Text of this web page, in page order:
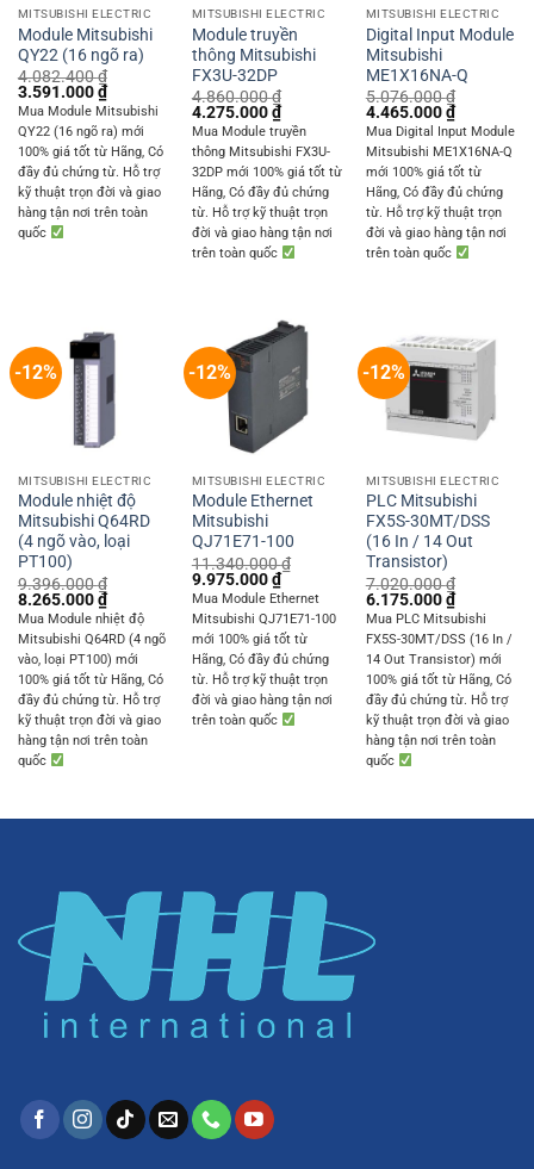
MITSUBISHI ELECTRIC
Module Mitsubishi
QY22 (16 ngõ ra)
4.082.400₫
Original
price
was:
4.082.400 ₫.
3.591.000₫Current
price
is:
3.591.000 ₫.
Mua Module Mitsubishi
QY22 (16 ngõ ra) mới
100% giá tốt từ Hãng, Có
đầy đủ chứng từ. Hỗ trợ
kỹ thuật trọn đời và giao
hàng tận nơi trên toàn
quốc
MITSUBISHI ELECTRIC
Module truyền
thông Mitsubishi
FX3U-32DP
4.860.000₫
Original
price
was:
4.860.000 ₫.
4.275.000₫Current
price
is:
4.275.000 ₫.
Mua Module truyền
thông Mitsubishi FX3U-
32DP mới 100% giá tốt từ
Hãng, Có đầy đủ chứng
từ. Hỗ trợ kỹ thuật trọn
đời và giao hàng tận nơi
trên toàn quốc
MITSUBISHI ELECTRIC
Digital Input Module
Mitsubishi
ME1X16NA-Q
5.076.000₫
Original
price
was:
5.076.000 ₫.
4.465.000₫Current
price
is:
4.465.000
Mua Digital Input Module
Mitsubishi ME1X16NA-Q
mới 100% giá tốt từ
Hãng, Có đầy đủ chứng
từ. Hỗ trợ kỹ thuật trọn
đời và giao hàng tận nơi
trên toàn quốc
-12%
MITSUBISHI ELECTRIC
Module nhiệt độ
Mitsubishi Q64RD
(4 ngõ vào, loại
PT100)
9.396.000₫
Original
price
was:
9.396.000 ₫.
8.265.000₫Current
price
is:
8.265.000 ₫.
Mua Module nhiệt độ
Mitsubishi Q64RD (4 ngõ
vào, loại PT100) mới
100% giá tốt từ Hãng, Có
đầy đủ chứng từ. Hỗ trợ
kỹ thuật trọn đời và giao
hàng tận nơi trên toàn
quốc
-12%
MITSUBISHI ELECTRIC
Module Ethernet
Mitsubishi
QJ71E71-100
11.340.000₫
Original
price
was:
11.340.000 ₫.
9.975.000₫Current
price
is:
9.975.000 ₫.
Mua Module Ethernet
Mitsubishi QJ71E71-100
mới 100% giá tốt từ
Hãng, Có đầy đủ chứng
từ. Hỗ trợ kỹ thuật trọn
đời và giao hàng tận nơi
trên toàn quốc
-12%
MITSUBISHI ELECTRIC
PLC Mitsubishi
FX5S-30MT/DSS
(16 In / 14 Out
Transistor)
7.020.000₫
Original
price
was:
7.020.000 ₫.
6.175.000₫Current
price
is:
6.175.000
Mua PLC Mitsubishi
FX5S-30MT/DSS (16 In /
14 Out Transistor) mới
100% giá tốt từ Hãng, Có
đầy đủ chứng từ. Hỗ trợ
kỹ thuật trọn đời và giao
hàng tận nơi trên toàn
quốc